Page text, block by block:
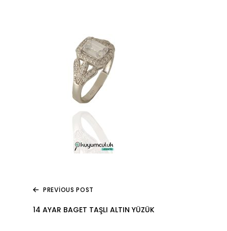
Yazı
PREVIOUS POST
14 AYAR BAGET TAŞLI ALTIN YÜZÜK